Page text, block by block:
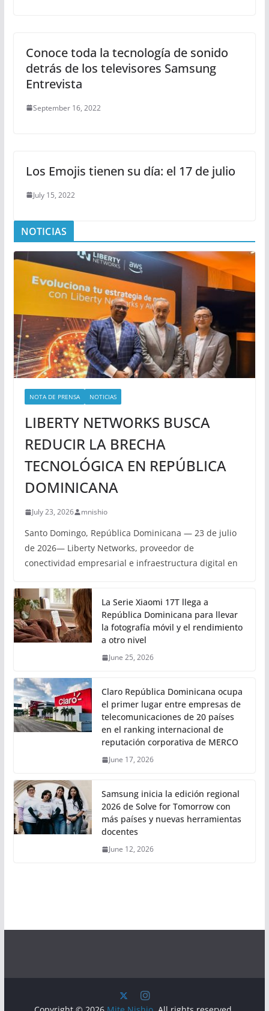
Conoce toda la tecnología de sonido
detrás de los televisores Samsung
Entrevista
September 16, 2022
Los Emojis tienen su día: el 17 de julio
July 15, 2022
NOTICIAS
NOTA DE PRENSA NOTICIAS
LIBERTY NETWORKS BUSCA
REDUCIR LA BRECHA
TECNOLÓGICA EN REPÚBLICA
DOMINICANA
July 23, 2026 mnishio
Santo Domingo, República Dominicana — 23 de julio
de 2026— Liberty Networks, proveedor de
conectividad empresarial e infraestructura digital en
La Serie Xiaomi 17T llega a
República Dominicana para llevar
la fotografía móvil y el rendimiento
a otro nivel
June 25, 2026
Claro República Dominicana ocupa
el primer lugar entre empresas de
telecomunicaciones de 20 países
en el ranking internacional de
reputación corporativa de MERCO
June 17, 2026
Samsung inicia la edición regional
2026 de Solve for Tomorrow con
más países y nuevas herramientas
docentes
June 12, 2026